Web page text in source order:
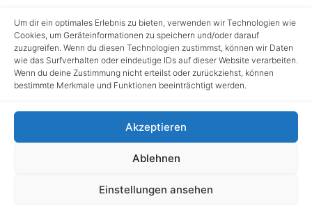
Um dir ein optimales Erlebnis zu bieten, verwenden wir Technologien wie
Cookies, um Geräteinformationen zu speichern und/oder darauf
zuzugreifen. Wenn du diesen Technologien zustimmst, können wir Daten
wie das Surfverhalten oder eindeutige IDs auf dieser Website verarbeiten.
Wenn du deine Zustimmung nicht erteilst oder zurückziehst, können
bestimmte Merkmale und Funktionen beeinträchtigt werden.
Akzeptieren
Ablehnen
Einstellungen ansehen
lesen, so habe ich als kleiner Blindtext etwas geschafft, wovon all
die richtigen und wichtigen Texte meist nur träumen.
vorbehalten.